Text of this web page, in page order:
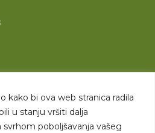
kako bi ova web stranica radila
u stanju vršiti dalja
svrhom poboljšavanja vašeg